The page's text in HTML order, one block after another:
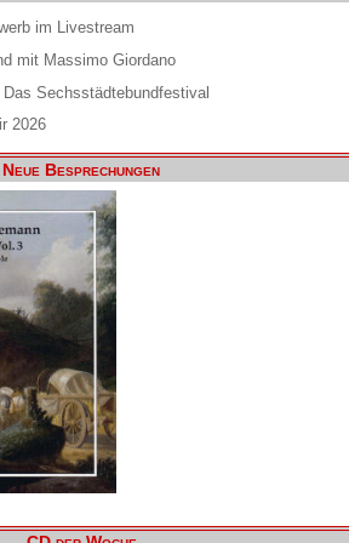
im Livestream
mit Massimo Giordano
Das Sechsstädtebundfestival
2026
Neue Besprechungen